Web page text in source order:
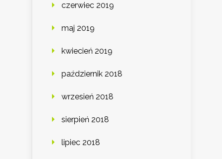
czerwiec 2019
maj 2019
kwiecień 2019
październik 2018
wrzesień 2018
sierpień 2018
lipiec 2018